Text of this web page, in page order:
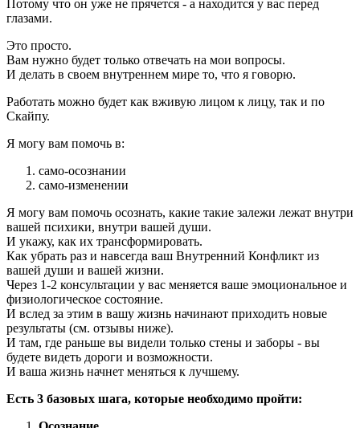
Потому что он уже не прячется - а находится у вас перед
глазами.
Это просто.
Вам нужно будет только отвечать на мои вопросы.
И делать в своем внутреннем мире то, что я говорю.
Работать можно будет как вживую лицом к лицу, так и по
Скайпу.
Я могу вам помочь в:
само-осознании
само-изменении
Я могу вам помочь осознать, какие такие залежи лежат внутри
вашей психики, внутри вашей души.
И укажу, как их трансформировать.
Как убрать раз и навсегда ваш Внутренний Конфликт из
вашей души и вашей жизни.
Через 1-2 консультации у вас меняется ваше эмоциональное и
физиологическое состояние.
И вслед за этим в вашу жизнь начинают приходить новые
результаты (см. отзывы ниже).
И там, где раньше вы видели только стены и заборы - вы
будете видеть дороги и возможности.
И ваша жизнь начнет меняться к лучшему.
Есть 3 базовых шага, которые необходимо пройти: